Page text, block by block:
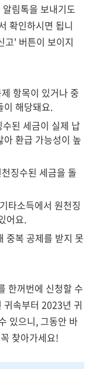
림톡을 보내기도
확인하시면 됩니
고' 버튼이 보이지
항목이 있거나 중
이 해당돼요.
된 세금이 실제 납
환급 가능성이 높
징수된 세금을 돌
타소득에서 원천징
어요.
중복 공제를 받지 못
한꺼번에 신청할 수
속부터 2023년 귀
있으니, 그동안 바
찾아가세요!